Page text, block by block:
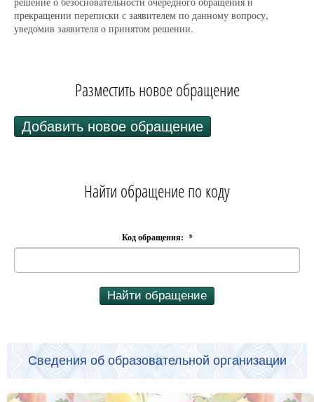
прекращении переписки с заявителем по данному вопросу,
уведомив заявителя о принятом решении.
Разместить новое обращение
Добавить новое обращение
Найти обращение по коду
Код обращения: *
Найти обращение
Сведения об образовательной организации